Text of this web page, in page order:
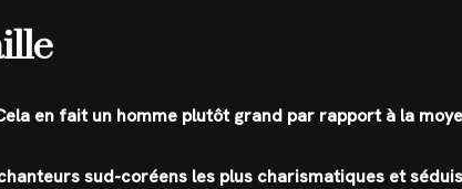
en fait un homme plutôt grand par rapport à la
sud-coréens les plus charismatiques et